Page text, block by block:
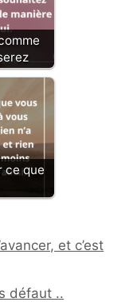
ce que
et c’est
défaut ..